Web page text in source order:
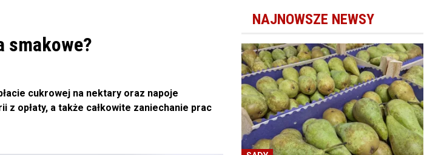
smakowe?
cukrowej na nektary oraz napoje
opłaty, a także całkowite zaniechanie prac
NAJNOWSZE NEWSY